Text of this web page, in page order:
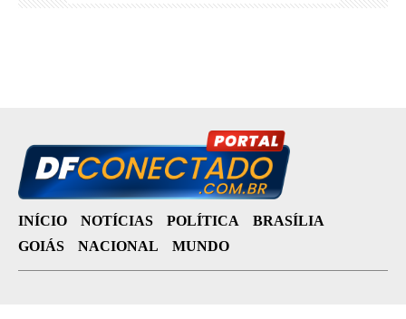
INÍCIO NOTÍCIAS POLÍTICA
BRASÍLIA
GOIÁS
NACIONAL MUNDO